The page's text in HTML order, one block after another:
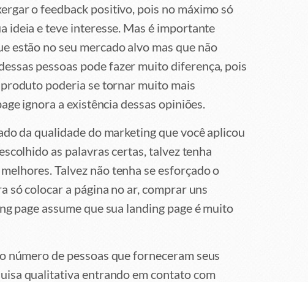
o feedback positivo, pois no máximo só
ideia e teve interesse. Mas é importante
estão no seu mercado alvo mas que não
pessoas pode fazer muito diferença, pois
poderia se tornar muito mais
ignora a existência dessas opiniões.
da qualidade do marketing que você aplicou
as palavras certas, talvez tenha
Talvez não tenha se esforçado o
só colocar a página no ar, comprar uns
page assume que sua landing page é muito
número de pessoas que forneceram seus
qualitativa entrando em contato com